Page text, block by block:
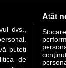
dvs.,
puteți
de
Atât